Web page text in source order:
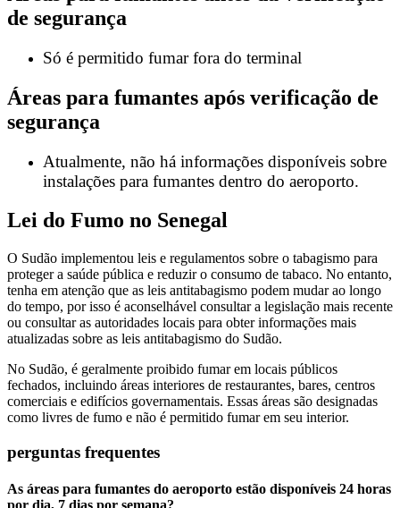
de segurança
Só é permitido fumar fora do terminal
Áreas para fumantes após verificação de
segurança
Atualmente, não há informações disponíveis sobre
instalações para fumantes dentro do aeroporto.
Lei do Fumo no Senegal
O Sudão implementou leis e regulamentos sobre o tabagismo para
proteger a saúde pública e reduzir o consumo de tabaco. No entanto,
tenha em atenção que as leis antitabagismo podem mudar ao longo
do tempo, por isso é aconselhável consultar a legislação mais recente
ou consultar as autoridades locais para obter informações mais
atualizadas sobre as leis antitabagismo do Sudão.
No Sudão, é geralmente proibido fumar em locais públicos
fechados, incluindo áreas interiores de restaurantes, bares, centros
comerciais e edifícios governamentais. Essas áreas são designadas
como livres de fumo e não é permitido fumar em seu interior.
perguntas frequentes
As áreas para fumantes do aeroporto estão disponíveis 24 horas